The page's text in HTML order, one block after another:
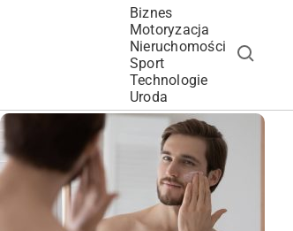
Biznes
Motoryzacja
Nieruchomości
Sport
Technologie
Uroda
POPULARNE ARTYKUŁY